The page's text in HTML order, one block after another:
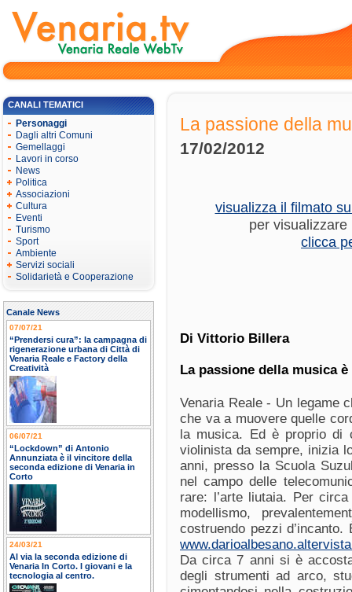
CANALI TEMATICI
Personaggi
Dagli altri Comuni
Gemellaggi
Lavori in corso
News
Politica
Associazioni
Cultura
Eventi
Turismo
Sport
Ambiente
Servizi sociali
Solidarietà e Cooperazione
Canale News
07/07/21
“Prendersi cura”: la campagna di
rigenerazione urbana di Città di
Venaria Reale e Factory della
Creatività
06/07/21
“Lockdown” di Antonio
Annunziata è il vincitore della
seconda edizione di Venaria in
Corto
24/03/21
Al via la seconda edizione di
Venaria In Corto. I giovani e la
tecnologia al centro.
La passione della
17/02/2012
visualizza il filmato
per
clicca
Di Vittorio Billera
La passione della musica
Venaria Reale - Un legame
che va a muovere quelle
la musica. Ed è proprio di
violinista da sempre, inizia
anni, presso la Scuola
nel campo delle
rare: l’arte liutaia. Per
modellismo,
costruendo pezzi
Da circa 7 anni si è
degli strumenti ad arco,